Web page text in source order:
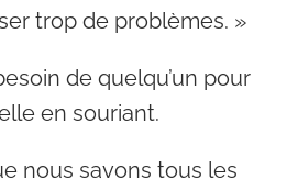
trop de problèmes. »
de quelqu’un pour
en souriant.
nous savons tous les